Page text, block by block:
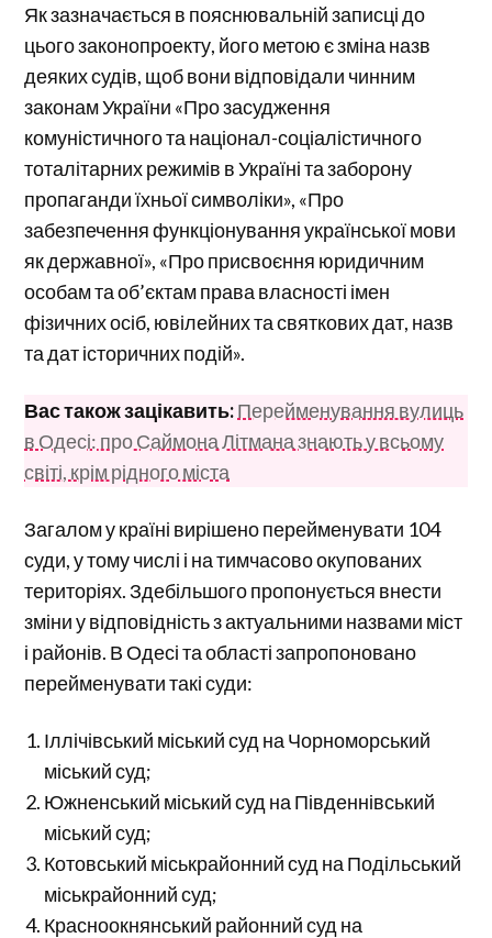
Як зазначається в пояснювальній записці до
цього законопроекту, його метою є зміна назв
деяких судів, щоб вони відповідали чинним
законам України «Про засудження
комуністичного та націонал-соціалістичного
тоталітарних режимів в Україні та заборону
пропаганди їхньої символіки», «Про
забезпечення функціонування української мови
як державної», «Про присвоєння юридичним
особам та об’єктам права власності імен
фізичних осіб, ювілейних та святкових дат, назв
та дат історичних подій».
Вас також зацікавить:Перейменування вулиць
в Одесі: про Саймона Літмана знають у всьому
світі, крім рідного міста
Загалом у країні вирішено перейменувати 104
суди, у тому числі і на тимчасово окупованих
територіях. Здебільшого пропонується внести
зміни у відповідність з актуальними назвами міст
і районів. В Одесі та області запропоновано
перейменувати такі суди:
Іллічівський міський суд на Чорноморський
міський суд;
Южненський міський суд на Південнівський
міський суд;
Котовський міськрайонний суд на Подільський
міськрайонний суд;
Красноокнянський районний суд на